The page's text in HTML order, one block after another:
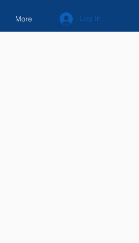
More Log In